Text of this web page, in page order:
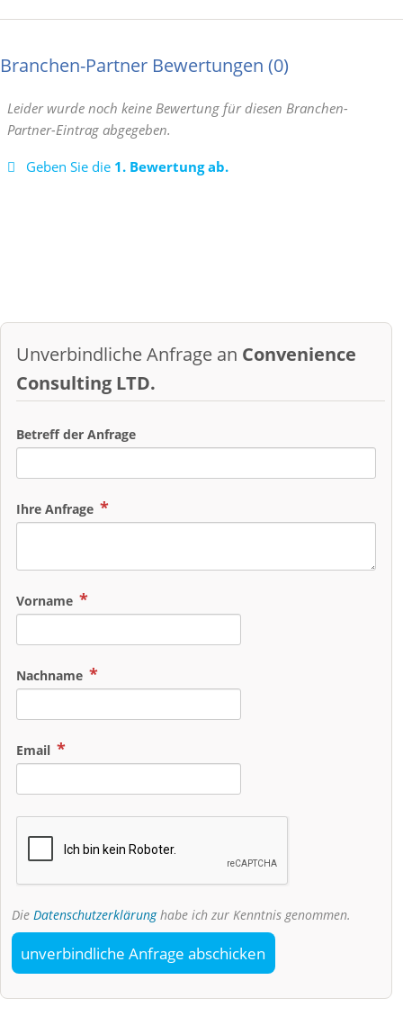
Branchen-Partner Bewertungen 0
Leider wurde noch keine Bewertung für diesen Branchen-
Partner-Eintrag abgegeben.
Geben Sie die 1. Bewertung ab.
Unverbindliche Anfrage an Convenience
Consulting LTD.
Betreff der Anfrage
Ihre Anfrage
Vorname
Nachname
Email
Die Datenschutzerklärunghabe ich zur Kenntnis genommen.
unverbindliche Anfrage abschicken